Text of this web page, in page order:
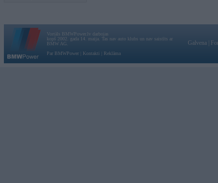
Vortāls BMWPower.lv darbojas
kopš 2002. gada 14. maija. Tas nav auto klubs un nav saistīts ar
BMW AG.
Par BMWPower
Kontakti Reklāma
Galvena